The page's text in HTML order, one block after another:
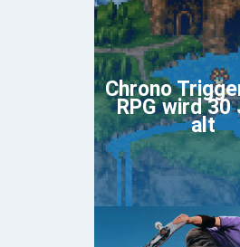
Chrono
RPG wird 30
alt